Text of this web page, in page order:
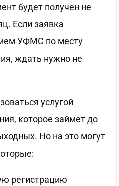
будет получен не
Если заявка
УФМС по месту
ждать нужно не
услугой
которое займет до
Но на это могут
регистрацию